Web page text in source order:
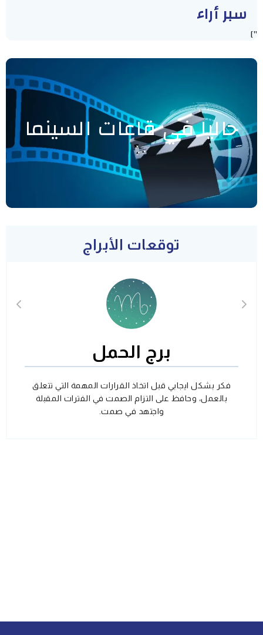
سبر أراء
"]
حاليا في قاعات السينما
توقعات الأبراج
برج الحمل
فكر بشكل ايجابي قبل اتخاذ القرارات المهمة التي تتعلق
بالعمل، وحافظ على التزام الصمت في الفترات المقبلة
واجتهد في صمت.